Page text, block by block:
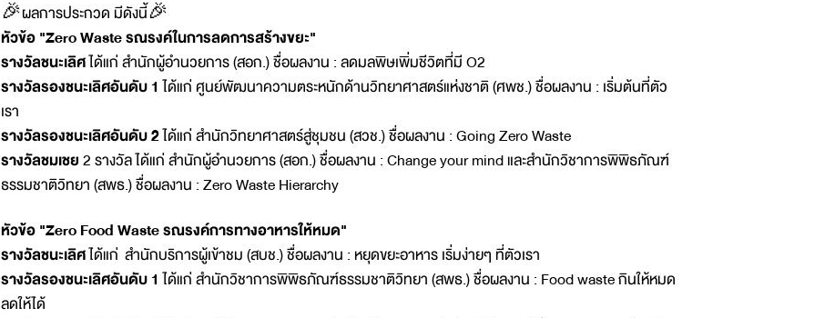
🎉ผลการประกวด มีดังนี้🎉
หัวข้อ "Zero Waste รณรงค์ในการลดการสร้างขยะ"
รางวัลชนะเลิศได้แก่ สำนักผู้อำนวยการ (สอก.) ชื่อผลงาน : ลดมลพิษเพิ่มชีวิตที่มี O2
รางวัลรองชนะเลิศอันดับ 1 ได้แก่ ศูนย์พัฒนาความตระหนักด้านวิทยาศาสตร์แห่งชาติ (ศพช.) ชื่อผลงาน : เริ่มต้นที่ตัว
เรา
รางวัลรองชนะเลิศอันดับ 2ได้แก่ สำนักวิทยาศาสตร์สู่ชุมชน (สวช.) ชื่อผลงาน : Going Zero Waste
รางวัลชมเชย2 รางวัล ได้แก่ สำนักผู้อำนวยการ (สอก.) ชื่อผลงาน : Change your mind และสำนักวิชาการพิพิธภัณฑ์
ธรรมชาติวิทยา (สพธ.) ชื่อผลงาน : Zero Waste Hierarchy
หัวข้อ "Zero Food Waste รณรงค์การทางอาหารให้หมด"
รางวัลชนะเลิศได้แก่ สำนักบริการผู้เข้าชม (สบช.) ชื่อผลงาน : หยุดขยะอาหาร เริ่มง่ายๆ ที่ตัวเรา
รางวัลรองชนะเลิศอันดับ 1 ได้แก่ สำนักวิชาการพิพิธภัณฑ์ธรรมชาติวิทยา (สพธ.) ชื่อผลงาน : Food waste กินให้หมด
ลดให้ได้